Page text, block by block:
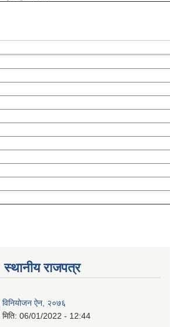
स्थानीय राजपत्र
विनियोजन ऐन, २०७६
मिति: 06/01/2022 - 12:44